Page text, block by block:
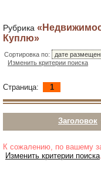
Рубрика
Куплю»
Сортировка по:
Изменить критерии поиска
Страница: 1
Заголовок
К сожалению, по вашему
Изменить критерии поиска.